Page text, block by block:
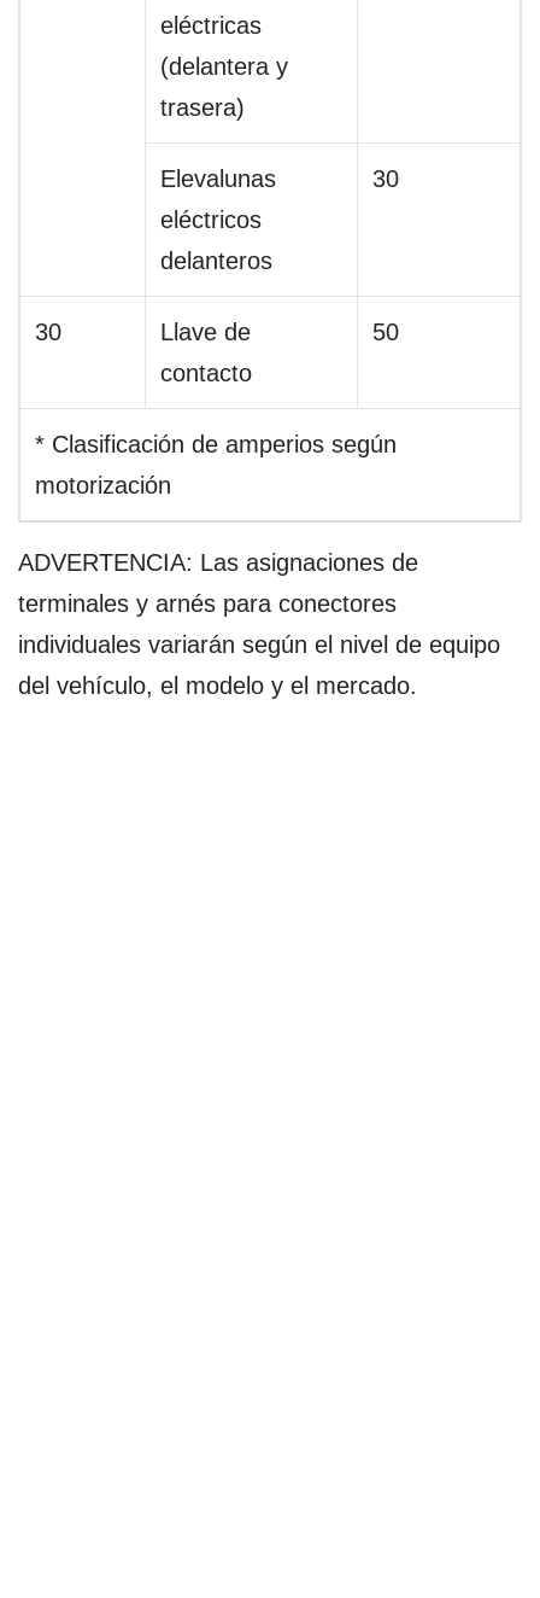
eléctricas
(delantera y
trasera)
Elevalunas
eléctricos
delanteros
30
30
Llave de
contacto
50
* Clasificación de amperios según
motorización
ADVERTENCIA: Las asignaciones de
terminales y arnés para conectores
individuales variarán según el nivel de equipo
del vehículo, el modelo y el mercado.